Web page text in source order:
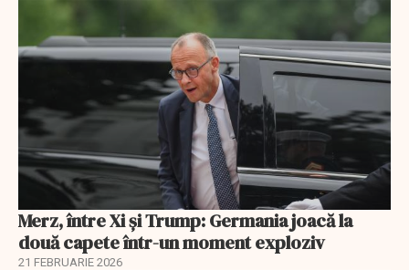
Merz, între Xi și Trump: Germania joacă la
două capete într-un moment exploziv
21 FEBRUARIE 2026